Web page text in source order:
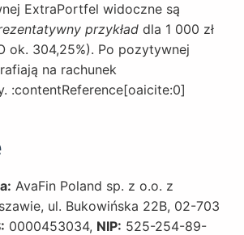
ExtraPortfel widoczne są
przykład dla 1 000 zł
ok. 304,25%). Po pozytywnej
na rachunek
:contentReference[oaicite:0]
AvaFin Poland sp. z o.o. z
ul. Bukowińska 22B, 02-703
0000453034, NIP: 525-254-89-